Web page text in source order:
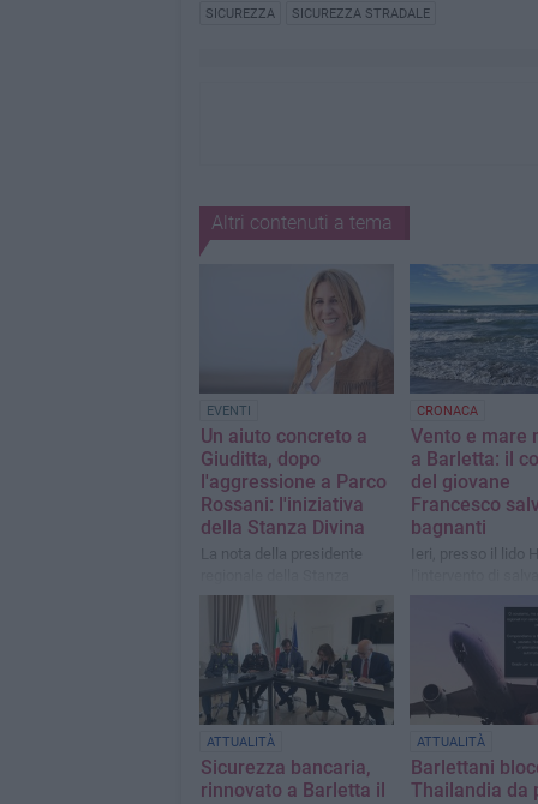
SICUREZZA SICUREZZA STRADALE
Altri contenuti a tema
EVENTI
Un aiuto concreto a
Giuditta, dopo
l'aggressione a Parco
Rossani: l'iniziativa
della Stanza Divina
La nota della presidente
Divina, Agata Oliva
CRONACA
Vento e mare
a Barletta: il
del giovane
Francesco
bagnanti
Ieri, presso il lido
evitato una tragedia
ATTUALITÀ
Sicurezza bancaria,
rinnovato a Barletta il
ATTUALITÀ
Barlettani
Thailandia da